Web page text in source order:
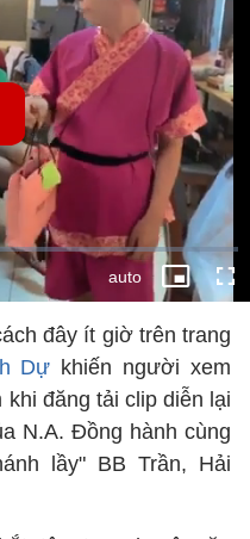
đây ít giờ trên trang
Dự khiến người xem
đăng tải clip diễn lại
N.A. Đồng hành cùng
lầy" BB Trần, Hải